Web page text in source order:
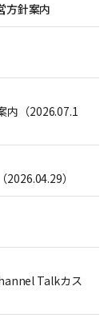
方針案内
内（2026.07.1
）
Talkカス